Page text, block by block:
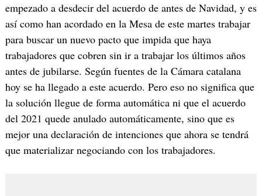
empezado a desdecir del acuerdo de antes de Navidad, y es
así como han acordado en la Mesa de este martes trabajar
para buscar un nuevo pacto que impida que haya
trabajadores que cobren sin ir a trabajar los últimos años
antes de jubilarse. Según fuentes de la Cámara catalana
hoy se ha llegado a este acuerdo. Pero eso no significa que
la solución llegue de forma automática ni que el acuerdo
del 2021 quede anulado automáticamente, sino que es
mejor una declaración de intenciones que ahora se tendrá
que materializar negociando con los trabajadores.